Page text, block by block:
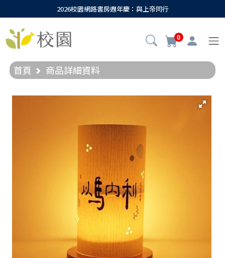
2026校園網路書房週年慶：與上帝同行
0
首頁 商品詳細資料